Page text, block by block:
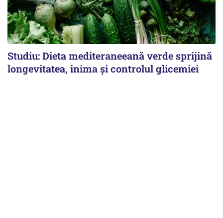
Studiu: Dieta mediteraneeană verde sprijină
longevitatea, inima și controlul glicemiei